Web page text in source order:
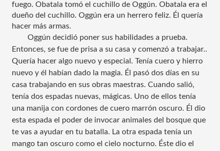
fuego. Obatala tomó el cuchillo de Oggún. Obatala era el
dueño del cuchillo. Oggún era un herrero feliz. Él quería
hacer más armas.
Oggún decidió poner sus habilidades a prueba.
Entonces, se fue de prisa a su casa y comenzó a trabajar..
Quería hacer algo nuevo y especial. Tenía cuero y hierro
nuevo y él habían dado la magia. Él pasó dos días en su
casa trabajando en sus obras maestras. Cuando salió,
tenía dos espadas nuevas, mágicas. Uno de ellos tenía
una manija con cordones de cuero marrón oscuro. Él dio
esta espada el poder de invocar animales del bosque que
te vas a ayudar en tu batalla. La otra espada tenía un
mango tan oscuro como el cielo nocturno. Éste dio el